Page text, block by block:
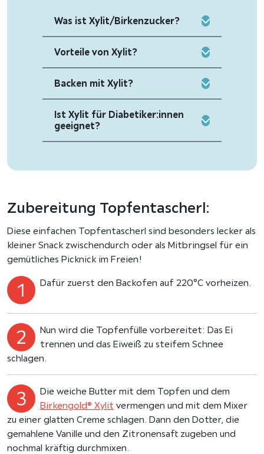
Was ist Xylit/Birkenzucker?
Vorteile von Xylit?
Backen mit Xylit?
Ist Xylit für Diabetiker:innen
geeignet?
Zubereitung Topfentascherl:
Diese einfachen Topfentascherl sind besonders lecker als
kleiner Snack zwischendurch oder als Mitbringsel für ein
gemütliches Picknick im Freien!
Dafür zuerst den Backofen auf 220°C vorheizen.
Nun wird die Topfenfülle vorbereitet: Das Ei
trennen und das Eiweiß zu steifem Schnee
schlagen.
Die weiche Butter mit dem Topfen und dem
Birkengold® Xylit vermengen und mit dem Mixer
zu einer glatten Creme schlagen. Dann den Dotter, die
gemahlene Vanille und den Zitronensaft zugeben und
nochmal kräftig durchmixen.